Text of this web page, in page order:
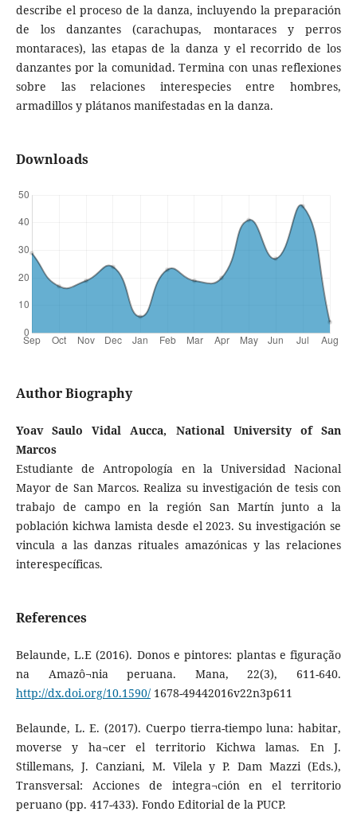
describe el proceso de la danza, incluyendo la preparación
de los danzantes (carachupas, montaraces y perros
montaraces), las etapas de la danza y el recorrido de los
danzantes por la comunidad. Termina con unas reflexiones
sobre las relaciones interespecies entre hombres,
armadillos y plátanos manifestadas en la danza.
Downloads
Author Biography
Yoav Saulo Vidal Aucca, National University of San
Marcos
Estudiante de Antropología en la Universidad Nacional
Mayor de San Marcos. Realiza su investigación de tesis con
trabajo de campo en la región San Martín junto a la
población kichwa lamista desde el 2023. Su investigación se
vincula a las danzas rituales amazónicas y las relaciones
interespecíficas.
References
Belaunde, L.E (2016). Donos e pintores: plantas e figuração
na Amazô¬nia peruana. Mana, 22(3), 611-640.
http://dx.doi.org/10.1590/1678-49442016v22n3p611
Belaunde, L. E. (2017). Cuerpo tierra-tiempo luna: habitar,
moverse y ha¬cer el territorio Kichwa lamas. En J.
Stillemans, J. Canziani, M. Vilela y P. Dam Mazzi (Eds.),
Transversal: Acciones de integra¬ción en el territorio
peruano (pp. 417-433). Fondo Editorial de la PUCP.